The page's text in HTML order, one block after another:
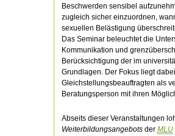
Beschwerden sensibel
zugleich sicher einzuordnen,
sexuellen Belästigung
Das Seminar beleuchtet die
Kommunikation und
Berücksichtigung der im
Grundlagen. Der Fokus liegt
Gleichstellungsbeauftragten als
Beratungsperson mit ihren
Abseits dieser Veranstaltungen
Weiterbildungsangebotsder MLU